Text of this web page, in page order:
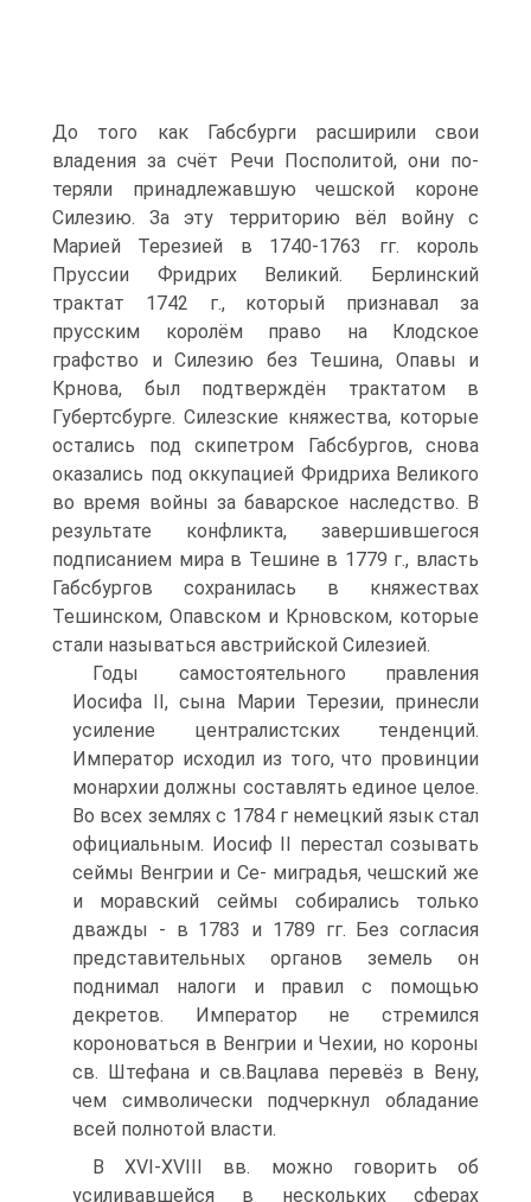
До того как Габсбурги расширили свои
владения за счёт Речи Посполитой, они по­
теряли принадлежавшую чешской короне
Силезию. За эту территорию вёл войну с
Марией Терезией в 1740-1763 гг. король
Пруссии Фридрих Великий. Берлин­ский
трактат 1742 г., который признавал за
прусским королём право на Клодское
графство и Силезию без Тешина, Опавы и
Крнова, был подтверждён трактатом в
Губертсбурге. Силезские княжества, которые
остались под скипетром Габсбур­гов, снова
оказались под оккупацией Фридриха Великого
во время войны за баварское наследство. В
результате конфликта, завершившегося
подписанием мира в Тешине в 1779 г., власть
Габсбургов сохранилась в княжествах
Тешинском, Опавском и Крновском, которые
стали называться австрийской Силезией.
Годы самостоятельного правления
Иосифа II, сына Марии Терезии, принесли
усиление централистских тенденций.
Император исходил из того, что провин­ции
монархии должны составлять единое целое.
Во всех землях с 1784 г немец­кий язык стал
официальным. Иосиф II перестал созывать
сеймы Венгрии и Се- миградья, чешский же
и моравский сеймы собирались только
дважды - в 1783 и 1789 гг. Без согласия
представительных органов земель он
поднимал налоги и правил с помощью
декретов. Император не стремился
короноваться в Венгрии и Чехии, но короны
св. Штефана и св.Вацлава перевёз в Вену,
чем символически подчеркнул обладание
всей полнотой власти.
В XVI-XVIII вв. можно говорить об
усиливавшейся в нескольких сферах